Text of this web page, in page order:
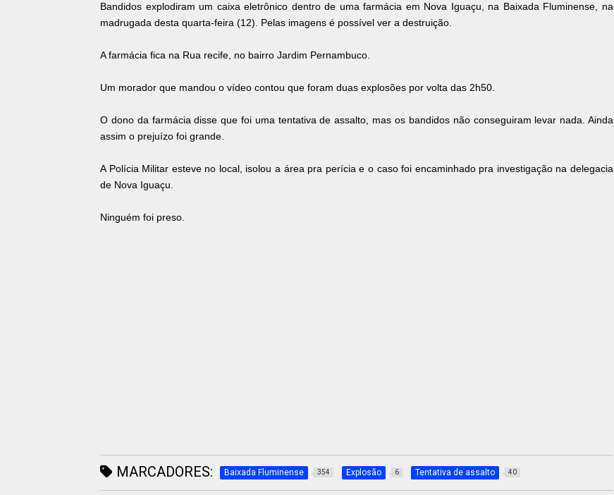
Bandidos explodiram um caixa eletrônico dentro de uma farmácia em Nova Iguaçu, na Baixada Fluminense, na
madrugada desta quarta-feira (12). Pelas imagens é possível ver a destruição.
A farmácia fica na Rua recife, no bairro Jardim Pernambuco.
Um morador que mandou o vídeo contou que foram duas explosões por volta das 2h50.
O dono da farmácia disse que foi uma tentativa de assalto, mas os bandidos não conseguiram levar nada. Ainda
assim o prejuízo foi grande.
A Polícia Militar esteve no local, isolou a área pra perícia e o caso foi encaminhado pra investigação na delegacia
de Nova Iguaçu.
Ninguém foi preso.
MARCADORES: Baixada Fluminense 354 Explosão 6 Tentativa de assalto 40